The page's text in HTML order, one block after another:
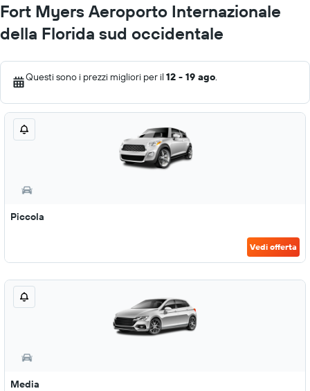
Fort Myers Aeroporto Internazionale
della Florida sud occidentale
Questi sono i prezzi migliori per il 12 - 19 ago.
Piccola
Vedi offerta
Media